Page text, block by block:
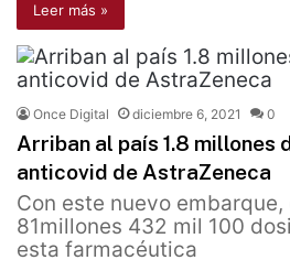
Leer más »
Once Digital diciembre 6, 2021 0
Arriban al país 1.8 millones
anticovid de AstraZeneca
Con este nuevo
81millones 432 mil 100
esta farmacéutica